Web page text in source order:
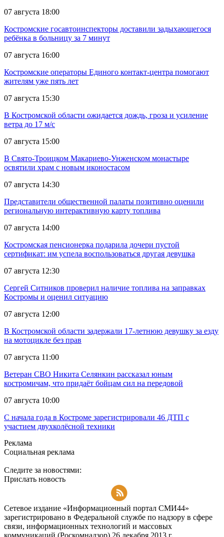
07 августа 18:00
Костромские госавтоинспекторы доставили задыхающегося
ребёнка в больницу за 7 минут
07 августа 16:00
Костромские операторы Единого контакт-центра помогают
жителям уже пять лет
07 августа 15:30
В Костромской области ожидается дождь, гроза и усиление
ветра до 17 м/с
07 августа 15:00
В Свято-Троицком Макариево-Унженском монастыре
освятили храм с новым иконостасом
07 августа 14:30
Представители общественной палаты позитивно оценили
региональную интерактивную карту топлива
07 августа 14:00
Костромская пенсионерка подарила дочери пустой
сертификат: им успела воспользоваться другая девушка
07 августа 12:30
Сергей Ситников проверил наличие топлива на заправках
Костромы и оценил ситуацию
07 августа 12:00
В Костромской области задержали 17-летнюю девушку за езду
на мотоцикле без прав
07 августа 11:00
Ветеран СВО Никита Селянкин рассказал юным
костромичам, что придаёт бойцам сил на передовой
07 августа 10:00
С начала года в Костроме зарегистрировали 46 ДТП с
участием двухколёсной техники
Реклама
Социальная реклама
Следите за новостями:
Прислать новость
Сетевое издание «Информационный портал СМИ44»
зарегистрировано в Федеральной службе по надзору в сфере
связи, информационных технологий и массовых